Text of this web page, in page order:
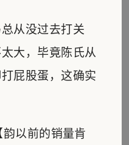
从没过去打关
大，毕竟陈氏从
屁股蛋，这确实
以前的销量肯